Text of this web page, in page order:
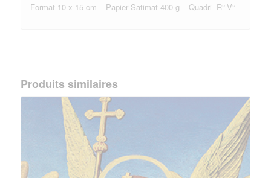
Format 10 x 15 cm – Papier Satimat 400 g – Quadri R°-V°
Produits similaires